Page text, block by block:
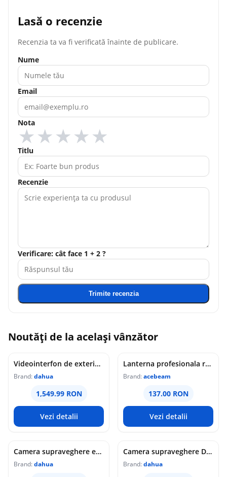
Lasă o recenzie
Recenzia ta va fi verificată înainte de publicare.
Nume
Email
Nota
★
★
★
★
★
Titlu
Recenzie
Verificare: cât face 1 + 2 ?
Trimite recenzia
Noutăți de la același vânzător
Videointerfon de exterior IP WiFi Dahua VTO6631QB-WP, 2MP, ecran 5 inch, acces prin PIN/recunoastere faciala/card/Bluetooth, slot card, microfon/difuzor, PoE
Brand:dahua
1,549.99 RON
Vezi detalii
Lanterna profesionala reincarcabila Acebeam Pokelit AA, 1000 lumeni, 105 m, gri
Brand:acebeam
137.00 RON
Vezi detalii
Camera supraveghere exterior analogica Dome cu iluminare duala Dahua HAC-HDW1549X-IL-A-PRO-0360B-DIP, 5 MP, 2.8 mm, IR/lumina calda 50 m, microfon dublu
Brand:dahua
Camera supraveghere Dome analogica Dahua WizColor HAC-HDW1549X-A-PRO-0360B-DIP, 5 MP, 3.6 mm, lumina calda 50 m, microfon dublu
Brand:dahua